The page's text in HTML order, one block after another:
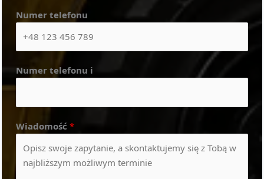
Numer telefonu
Numer telefonu i
Wiadomość *